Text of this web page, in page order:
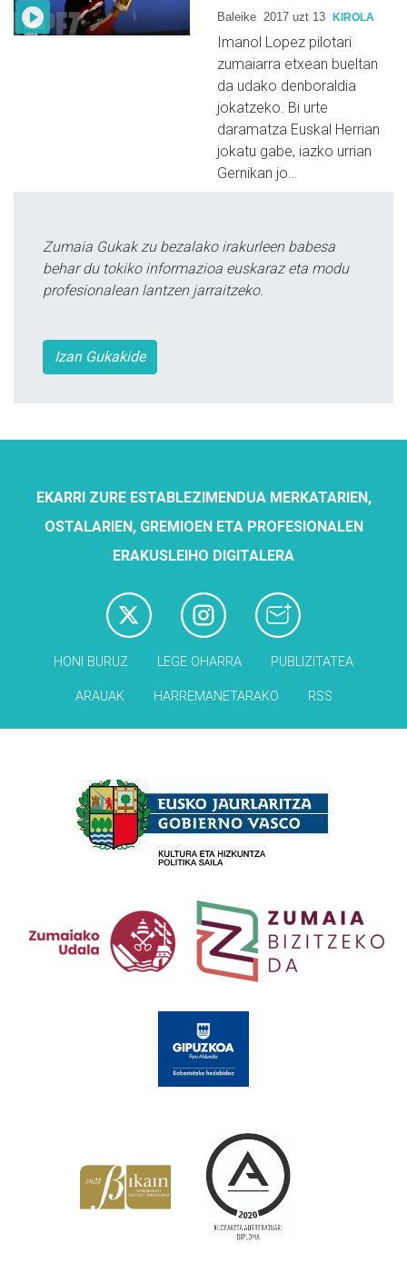
Baleike 2017 uzt 13 KIROLA
Imanol Lopez pilotari
zumaiarra etxean bueltan
da udako denboraldia
jokatzeko. Bi urte
daramatza Euskal Herrian
jokatu gabe, iazko urrian
Gernikan jo…
Zumaia Gukak zu bezalako irakurleen babesa
behar du tokiko informazioa euskaraz eta modu
profesionalean lantzen jarraitzeko.
Izan Gukakide
EKARRI ZURE ESTABLEZIMENDUA MERKATARIEN,
OSTALARIEN, GREMIOEN ETA PROFESIONALEN
ERAKUSLEIHO DIGITALERA
HONI BURUZ LEGE OHARRA PUBLIZITATEA
ARAUAK HARREMANETARAKO RSS